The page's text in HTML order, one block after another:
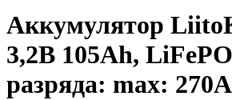
Аккумулятор
3,2В 105Ah,
разряда: max: 270A